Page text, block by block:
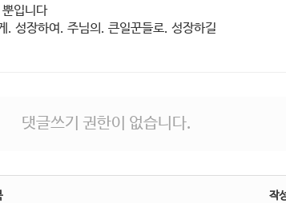
입니다
. 성장하여. 주님의. 큰일꾼들로. 성장하길
댓글쓰기 권한이 없습니다.
작